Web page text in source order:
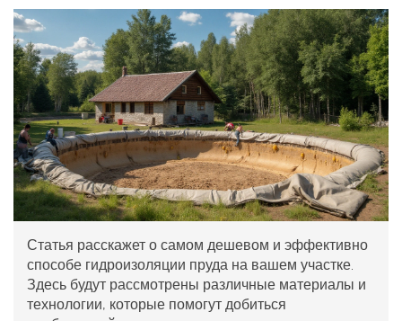
Статья расскажет о самом дешевом и эффективно
способе гидроизоляции пруда на вашем участке.
Здесь будут рассмотрены различные материалы и
технологии, которые помогут добиться